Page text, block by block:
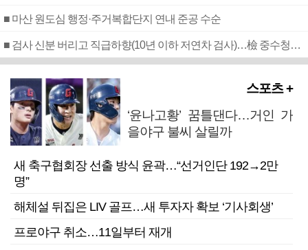
■ 마산 원도심 행정·주거복합단지 연내 준공 수순
■ 검사 신분 버리고 직급하향(10년 이하 저연차 검사)…檢 중수청행 기피
스포츠 +
‘윤나고황’ 꿈틀댄다…거인 가
을야구 불씨 살릴까
새 축구협회장 선출 방식 윤곽…“선거인단 192→2만
명”
해체설 뒤집은 LIV 골프…새 투자자 확보 ‘기사회생’
프로야구 취소…11일부터 재개